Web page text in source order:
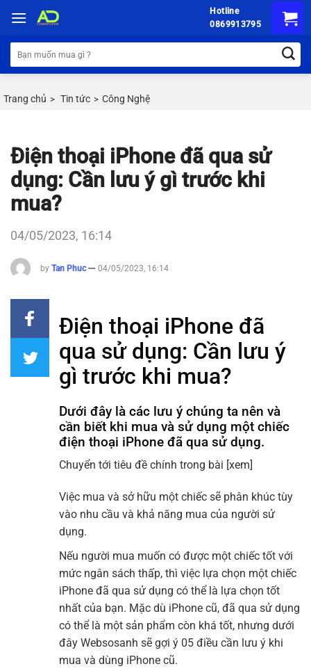
đến
nội
dung
Hotline
0869913795
Tìm
kiếm:
Trang chủ > Tin tức > Công Nghệ
Điện thoại iPhone đã qua sử
dụng: Cần lưu ý gì trước khi
mua?
04/05/2023, 16:14
by Tan Phuc 04/05/2023, 16:14
Điện thoại iPhone đã
qua sử dụng: Cần lưu ý
gì trước khi mua?
Dưới đây là các lưu ý chúng ta nên và
cần biết khi mua và sử dụng một chiếc
điện thoại iPhone đã qua sử dụng.
Chuyển tới tiêu đề chính trong bài [xem]
Việc mua và sở hữu một chiếc sẽ phân khúc tùy
vào nhu cầu và khả năng mua của người sử
dụng.
Nếu người mua muốn có được một chiếc tốt với
mức ngân sách thấp, thì việc lựa chọn một chiếc
iPhone đã qua sử dụng có thể là lựa chọn tốt
nhất của bạn. Mặc dù iPhone cũ, đã qua sử dụng
có thể là một sản phẩm còn khá tốt, nhưng dưới
đây Websosanh sẽ gợi ý 05 điều cần lưu ý khi
mua và dùng iPhone cũ.